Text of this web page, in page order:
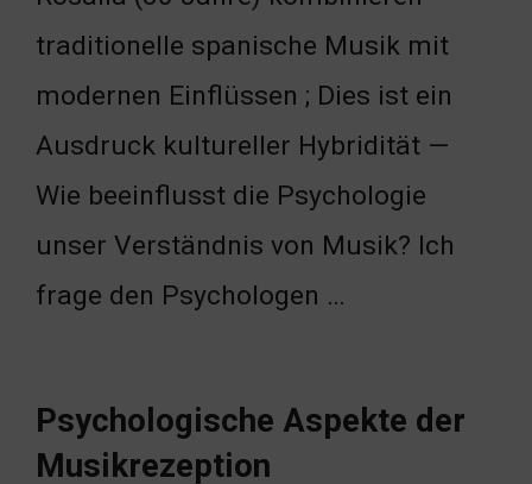
traditionelle spanische Musik mit
modernen Einflüssen ; Dies ist ein
Ausdruck kultureller Hybridität —
Wie beeinflusst die Psychologie
unser Verständnis von Musik? Ich
frage den Psychologen …
Psychologische Aspekte der
Musikrezeption